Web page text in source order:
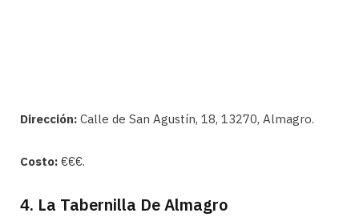
Dirección: Calle de San Agustín, 18, 13270, Almagro.
Costo: €€€.
4. La Tabernilla De Almagro